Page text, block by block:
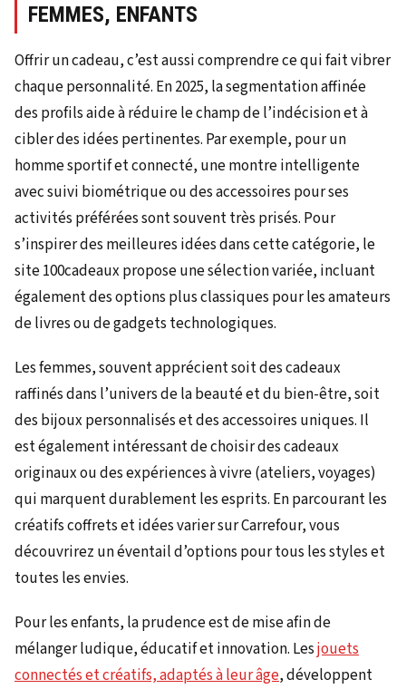
FEMMES, ENFANTS
Offrir un cadeau, c’est aussi comprendre ce qui fait vibrer
chaque personnalité. En 2025, la segmentation affinée
des profils aide à réduire le champ de l’indécision et à
cibler des idées pertinentes. Par exemple, pour un
homme sportif et connecté, une montre intelligente
avec suivi biométrique ou des accessoires pour ses
activités préférées sont souvent très prisés. Pour
s’inspirer des meilleures idées dans cette catégorie, le
site 100cadeaux propose une sélection variée, incluant
également des options plus classiques pour les amateurs
de livres ou de gadgets technologiques.
Les femmes, souvent apprécient soit des cadeaux
raffinés dans l’univers de la beauté et du bien-être, soit
des bijoux personnalisés et des accessoires uniques. Il
est également intéressant de choisir des cadeaux
originaux ou des expériences à vivre (ateliers, voyages)
qui marquent durablement les esprits. En parcourant les
créatifs coffrets et idées varier sur Carrefour, vous
découvrirez un éventail d’options pour tous les styles et
toutes les envies.
Pour les enfants, la prudence est de mise afin de
mélanger ludique, éducatif et innovation. Lesjouets
connectés et créatifs, adaptés à leur âge, développent